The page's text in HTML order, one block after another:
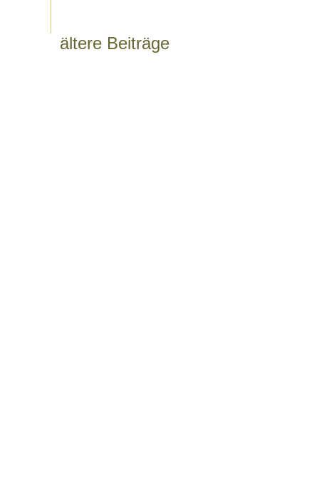
ältere Beiträge